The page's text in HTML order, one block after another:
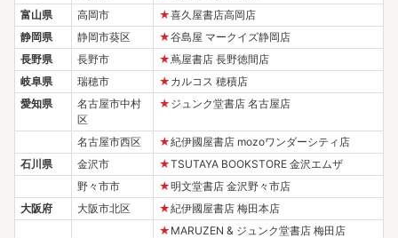
富山県
高岡市 ★喜久屋書店高岡店
静岡県
静岡市葵区 ★谷島屋 マークイズ静岡店
長野県
長野市 ★蔦屋書店 長野徳間店
岐阜県
瑞穂市 ★ カルコス 穂積店
愛知県
名古屋市中村
区
★ ジュンク堂書店 名古屋店
名古屋市西区 ★紀伊國屋書店 mozoワンダーシティ店
石川県
金沢市 ★TSUTAYA BOOKSTORE 金沢エムザ
野々市市
★明文堂書店 金沢野々市店
大阪府
大阪市北区 ★紀伊國屋書店 梅田本店
★ MARUZEN & ジュンク堂書店 梅田店